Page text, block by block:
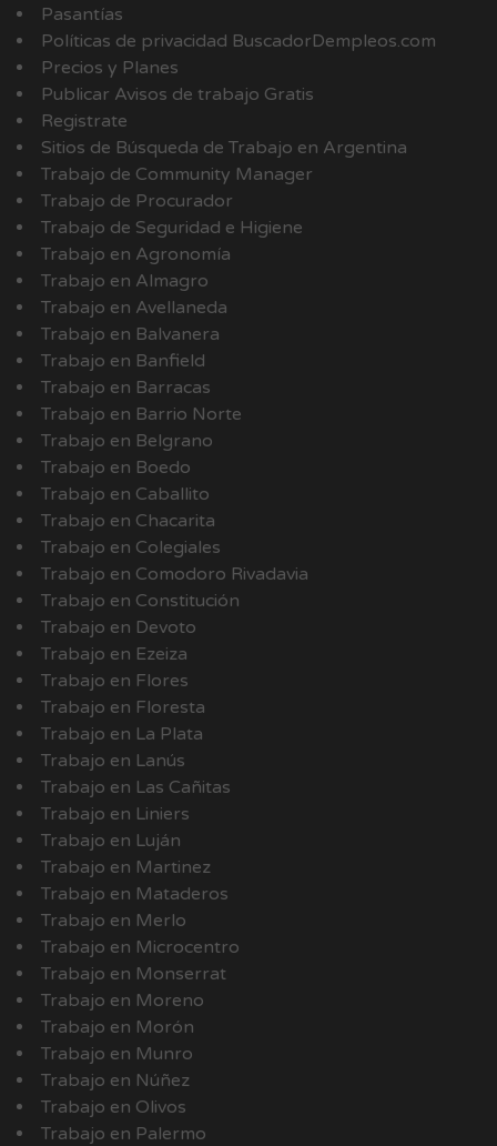
Pasantías
Políticas de privacidad BuscadorDempleos.com
Precios y Planes
Publicar Avisos de trabajo Gratis
Registrate
Sitios de Búsqueda de Trabajo en Argentina
Trabajo de Community Manager
Trabajo de Procurador
Trabajo de Seguridad e Higiene
Trabajo en Agronomía
Trabajo en Almagro
Trabajo en Avellaneda
Trabajo en Balvanera
Trabajo en Banfield
Trabajo en Barracas
Trabajo en Barrio Norte
Trabajo en Belgrano
Trabajo en Boedo
Trabajo en Caballito
Trabajo en Chacarita
Trabajo en Colegiales
Trabajo en Comodoro Rivadavia
Trabajo en Constitución
Trabajo en Devoto
Trabajo en Ezeiza
Trabajo en Flores
Trabajo en Floresta
Trabajo en La Plata
Trabajo en Lanús
Trabajo en Las Cañitas
Trabajo en Liniers
Trabajo en Luján
Trabajo en Martinez
Trabajo en Mataderos
Trabajo en Merlo
Trabajo en Microcentro
Trabajo en Monserrat
Trabajo en Moreno
Trabajo en Morón
Trabajo en Munro
Trabajo en Núñez
Trabajo en Olivos
Trabajo en Palermo